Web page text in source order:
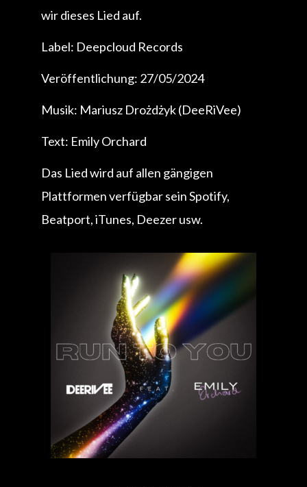
wir dieses Lied auf.
Label: Deepcloud Records
Veröffentlichung: 27/05/2024
Musik: Mariusz Drożdżyk (DeeRiVee)
Text: Emily Orchard
Das Lied wird auf allen gängigen
Plattformen verfügbar sein Spotify,
Beatport, iTunes, Deezer usw.